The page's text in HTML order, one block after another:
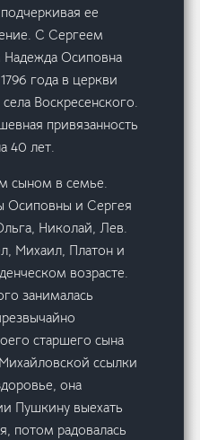
ее
С Сергеем
Осиповна
года в церкви
Воскресенского.
привязанность
40 лет.
сыном в семье.
Осиповны и Сергея
Николай, Лев.
Михаил, Платон и
возрасте.
занималась
старшего сына
ссылки
она
Пушкину выехать
потом радовалась